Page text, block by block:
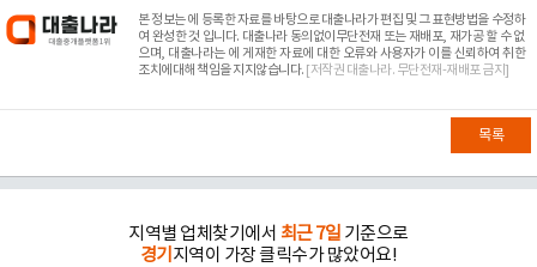
본 정보는에 등록한 자료를 바탕으로 대출나라가 편집 및 그 표현방법을 수정하
여 완성한 것 입니다. 대출나라 동의없이무단전재 또는 재배포, 재가공 할 수 없
으며, 대출나라는 에 게재한 자료에 대한 오류와 사용자가 이를 신뢰하여 취한
조치에대해 책임을 지지않습니다. [저작권 대출나라. 무단전재-재배포 금지]
목록
지역별 업체찾기에서 최근 7일 기준으로
경기 지역이 가장 클릭수가 많았어요!